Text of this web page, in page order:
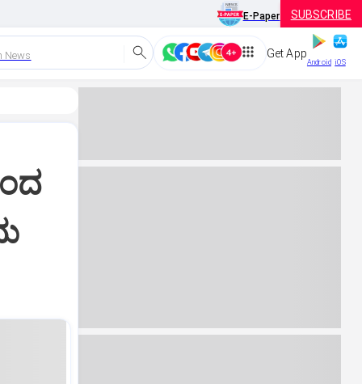
E-Paper SUBSCRIBE
News Get App
Android iOS